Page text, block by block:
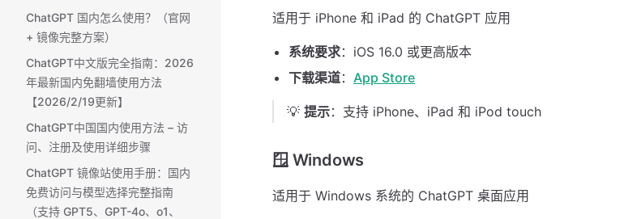
ChatGPT 国内怎么使用？（官网
+ 镜像完整方案） ​
ChatGPT中文版完全指南：2026
年最新国内免翻墙使用方法
【2026/2/19更新】
ChatGPT中国国内使用方法 – 访
问、注册及使用详细步骤
ChatGPT 镜像站使用手册：国内
免费访问与模型选择完整指南
（支持 GPT5、GPT-4o、o1、
适用于 iPhone 和 iPad 的 ChatGPT 应用
系统要求：iOS 16.0 或更高版本
下载渠道： App Store
💡 提示：支持 iPhone、iPad 和 iPod touch
🪟 Windows
适用于 Windows 系统的 ChatGPT 桌面应用